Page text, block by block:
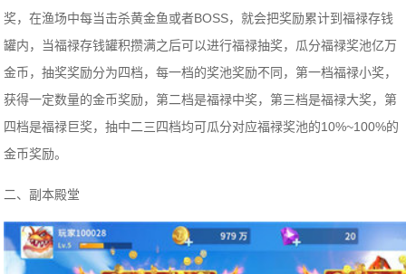
奖，在渔场中每当击杀黄金鱼或者BOSS，就会把奖励累计到福禄存钱
罐内，当福禄存钱罐积攒满之后可以进行福禄抽奖，瓜分福禄奖池亿万
金币，抽奖奖励分为四档，每一档的奖池奖励不同，第一档福禄小奖，
获得一定数量的金币奖励，第二档是福禄中奖，第三档是福禄大奖，第
四档是福禄巨奖，抽中二三四档均可瓜分对应福禄奖池的10%~100%的
金币奖励。
二、副本殿堂